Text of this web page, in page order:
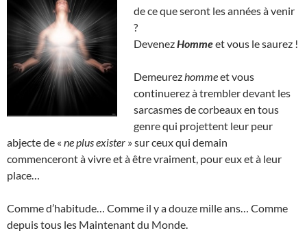
de ce que seront les années à venir
?
DevenezHommeet vous le saurez !
Demeurez hommeet vous
continuerez à trembler devant les
sarcasmes de corbeaux en tous
genre qui projettent leur peur
abjecte de « ne plus exister » sur ceux qui demain
commenceront à vivre et à être vraiment, pour eux et à leur
place…
Comme d’habitude… Comme il y a douze mille ans… Comme
depuis tous les Maintenant du Monde.